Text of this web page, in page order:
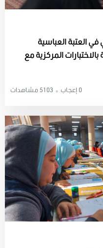
في العتبة العباسية
المركزية مع
5103 مشاهدات 0 إعجاب